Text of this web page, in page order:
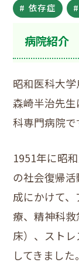
# 依存症
病院紹介
昭和医科大
森崎半治先
科専門病院で
1951年に昭
の社会復帰
成にかけて
療、精神科
床）、スト
してきました。